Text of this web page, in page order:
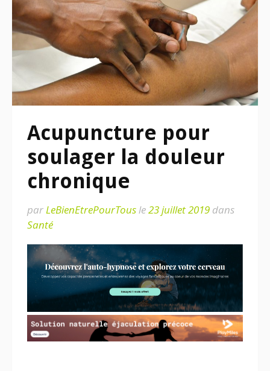
Acupuncture pour
soulager la douleur
chronique
parLeBienEtrePourTousle23 juillet 2019 dans
Santé